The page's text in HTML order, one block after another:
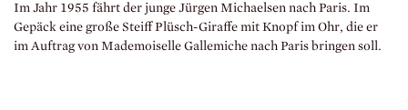
Im Jahr 1955 fährt der junge Jürgen Michaelsen nach Paris. Im
Gepäck eine große Steiff Plüsch-Giraffe mit Knopf im Ohr, die er
im Auftrag von Mademoiselle Gallemiche nach Paris bringen soll.